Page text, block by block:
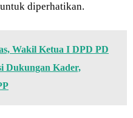
diperhatikan.
Wakil Ketua I DPD PD
Dukungan Kader,